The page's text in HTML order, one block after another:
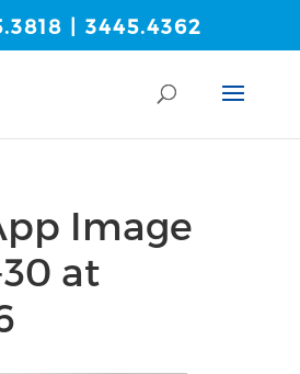
| 3445.4362
Image
30 at